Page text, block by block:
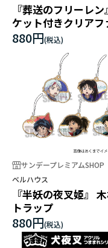
『葬送のフリーレン
ケット付きクリアフ
ル
880円
サンデープレミアムSHOP
ベルハウス
『半妖の夜叉姫』
トラップ
880円